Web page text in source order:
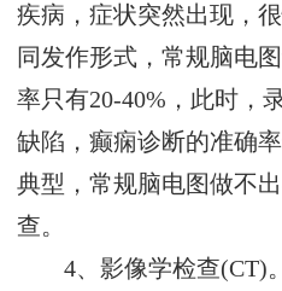
疾病，症状突然出现，
同发作形式，常规脑电
率只有20-40%，此时，
缺陷，癫痫诊断的准确
典型，常规脑电图做不
查。
4、影像学检查(CT)